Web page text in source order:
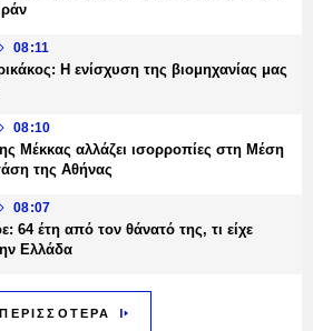
08:11
Η ενίσχυση της βιομηχανίας μας
08:10
Μέκκας αλλάζει ισορροπίες στη Μέση
της Αθήνας
08:07
64 έτη από τον θάνατό της, τι είχε
Ελλάδα
ΠΕΡΙΣΣΟΤΕΡΑ